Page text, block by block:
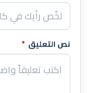
نص التعليق *